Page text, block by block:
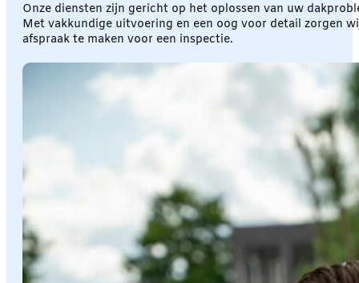
Onze diensten zijn gericht op het oplossen van uw
Met vakkundige uitvoering en een oog voor detail zorgen
afspraak te maken voor een inspectie.